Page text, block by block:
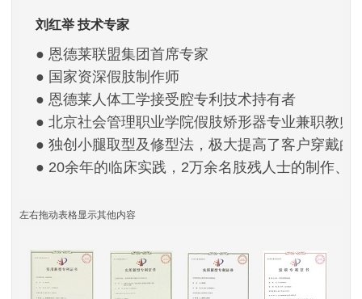
刘红举 技术专家
● 恩德莱联盟集团首席专家
● 国家资深假肢制作师
● 恩德莱人体工学接受腔专利技术持有者
● 北京社会管理职业学院假肢矫形器专业兼职教师
● 独创小腿取型及修型法，极大提高了客户穿戴的
● 20余年的临床实践，2万余名肢残人士的制作、
左右拖动表格显示其他内容